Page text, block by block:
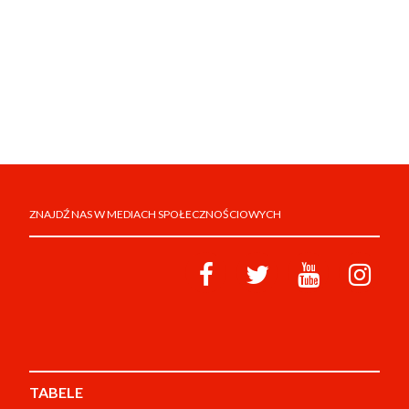
ZNAJDŹ NAS W MEDIACH SPOŁECZNOŚCIOWYCH
TABELE